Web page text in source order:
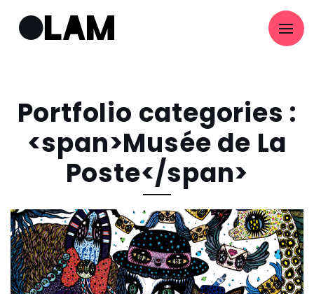
Portfolio categories :
<span>Musée de La
Poste</span>